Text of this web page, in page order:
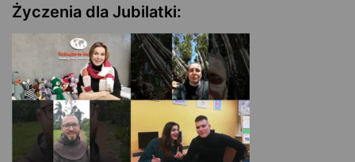
Życzenia dla Jubilatki: